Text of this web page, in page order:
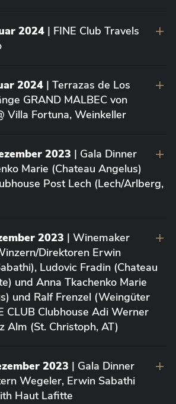
2024 | FINE Club Travels
2024 | Terrazas de Los
GRAND MALBEC von
Villa Fortuna, Weinkeller
2023 | Gala Dinner
Marie (Chateau Angelus)
Post Lech (Lech/Arlberg,
2023 | Winemaker
Direktoren Erwin
Ludovic Fradin (Chateau
und Anna Tkachenko Marie
und Ralf Frenzel (Weingüter
CLUB Clubhouse Adi Werner
Alm (St. Christoph, AT)
2023 | Gala Dinner
Wegeler, Erwin Sabathi
Haut Lafitte